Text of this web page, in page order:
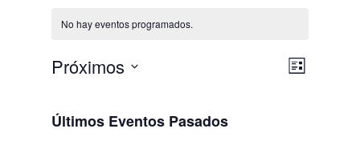
No hay eventos programados.
de
de
Lista
Próximos
fecha.
Últimos Eventos Pasados